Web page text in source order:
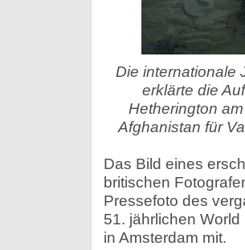
Die internationale
erklärte die
Hetherington
Afghanistan für
Das Bild eines
britischen
Pressefoto des
51. jährlichen
in Amsterdam mit.